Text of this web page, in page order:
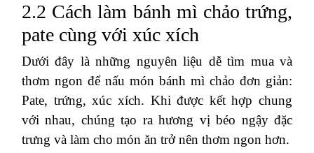
2.2 Cách làm bánh mì chảo trứng,
pate cùng với xúc xích
Dưới đây là những nguyên liệu dễ tìm mua và
thơm ngon để nấu món bánh mì chảo đơn giản:
Pate, trứng, xúc xích. Khi được kết hợp chung
với nhau, chúng tạo ra hương vị béo ngậy đặc
trưng và làm cho món ăn trở nên thơm ngon hơn.